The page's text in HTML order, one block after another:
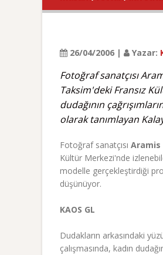
26/04/2006 | Yazar:
Fotoğraf sanatçısı
Taksim'deki Fransız
dudağının
olarak tanımlayan
Fotoğraf sanatçısı Aramis
Kültür Merkezi'nde
modelle gerçekleştirdiği
düşünüyor.
KAOS GL
Dudakların arkasındaki
çalışmasında, kadın